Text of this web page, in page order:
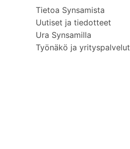
Tietoa Synsamista
Uutiset ja tiedotteet
Ura Synsamilla
Työnäkö ja yrityspalvelut